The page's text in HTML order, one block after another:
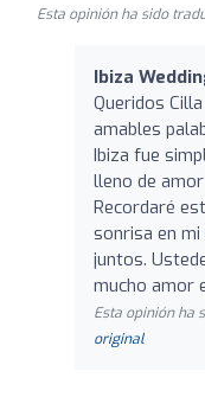
Esta opinión ha sido
Ibiza
Queridos
amables
Ibiza fue
lleno de
Recordaré
sonrisa en
juntos.
mucho amor
Esta opinión ha
original